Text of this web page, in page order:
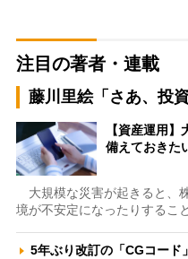
注目の著者・連載
藤川里絵「さあ、投
【資産運用
備えておきた
大規模な災害が起きると、
境が不安定になったりするこ
5年ぶり改訂の「CGコード